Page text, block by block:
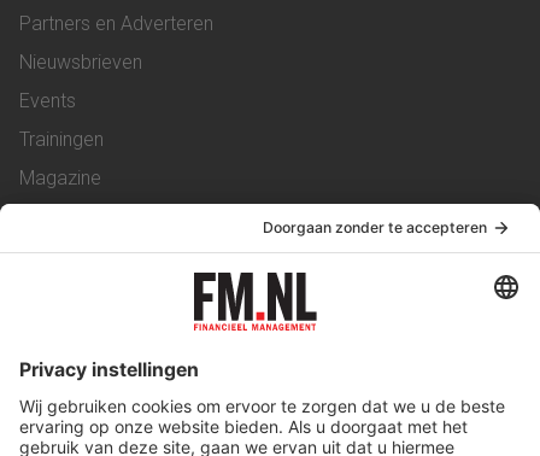
Partners en Adverteren
Nieuwsbrieven
Events
Trainingen
Magazine
Service & Contact
Werken bij ons
Privacy Statement
Algemene Voorwaarden